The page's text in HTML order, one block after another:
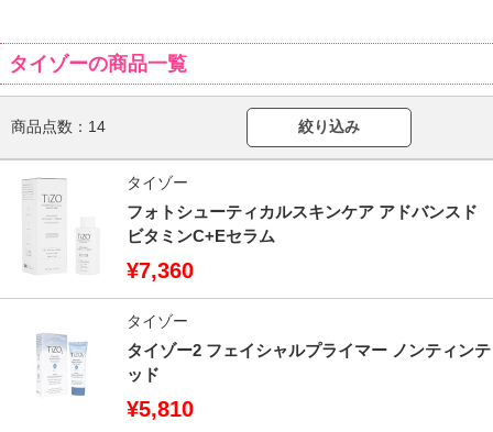
タイゾーの商品一覧
商品点数： 14 絞り込み
タイゾー
フォトシューティカルスキンケア アドバンスド
ビタミンC+Eセラム
¥7,360
タイゾー
タイゾー2 フェイシャルプライマー ノンティンテ
ッド
¥5,810